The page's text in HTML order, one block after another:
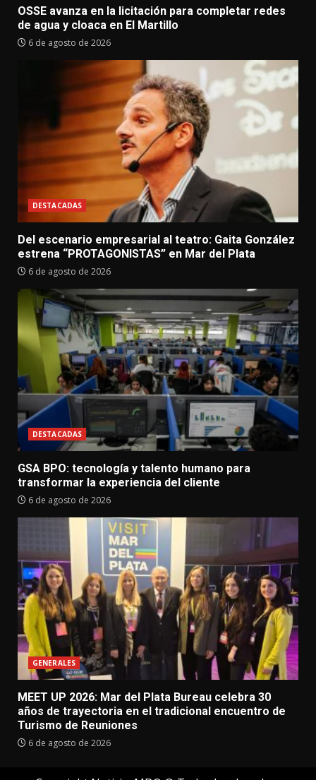
OSSE avanza en la licitación para completar redes
de agua y cloaca en El Martillo
6 de agosto de 2026
DESTACADAS
Del escenario empresarial al teatro: Gaita González
estrena “PROTAGONISTAS” en Mar del Plata
6 de agosto de 2026
DESTACADAS
GSA BPO: tecnología y talento humano para
transformar la experiencia del cliente
6 de agosto de 2026
GENERALES
MEET UP 2026: Mar del Plata Bureau celebra 30
años de trayectoria en el tradicional encuentro de
Turismo de Reuniones
6 de agosto de 2026